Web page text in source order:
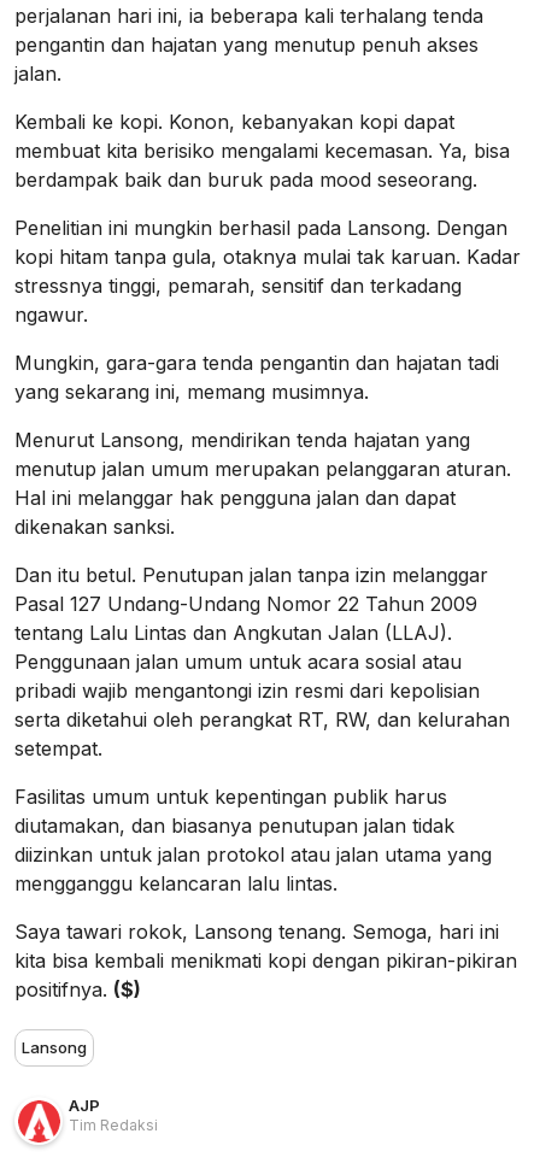
perjalanan hari ini, ia beberapa kali terhalang tenda
pengantin dan hajatan yang menutup penuh akses
jalan.
Kembali ke kopi. Konon, kebanyakan kopi dapat
membuat kita berisiko mengalami kecemasan. Ya, bisa
berdampak baik dan buruk pada mood seseorang.
Penelitian ini mungkin berhasil pada Lansong. Dengan
kopi hitam tanpa gula, otaknya mulai tak karuan. Kadar
stressnya tinggi, pemarah, sensitif dan terkadang
ngawur.
Mungkin, gara-gara tenda pengantin dan hajatan tadi
yang sekarang ini, memang musimnya.
Menurut Lansong, mendirikan tenda hajatan yang
menutup jalan umum merupakan pelanggaran aturan.
Hal ini melanggar hak pengguna jalan dan dapat
dikenakan sanksi.
Dan itu betul. Penutupan jalan tanpa izin melanggar
Pasal 127 Undang-Undang Nomor 22 Tahun 2009
tentang Lalu Lintas dan Angkutan Jalan (LLAJ).
Penggunaan jalan umum untuk acara sosial atau
pribadi wajib mengantongi izin resmi dari kepolisian
serta diketahui oleh perangkat RT, RW, dan kelurahan
setempat.
Fasilitas umum untuk kepentingan publik harus
diutamakan, dan biasanya penutupan jalan tidak
diizinkan untuk jalan protokol atau jalan utama yang
mengganggu kelancaran lalu lintas.
Saya tawari rokok, Lansong tenang. Semoga, hari ini
kita bisa kembali menikmati kopi dengan pikiran-pikiran
positifnya. ($)
Lansong
AJP
Tim Redaksi